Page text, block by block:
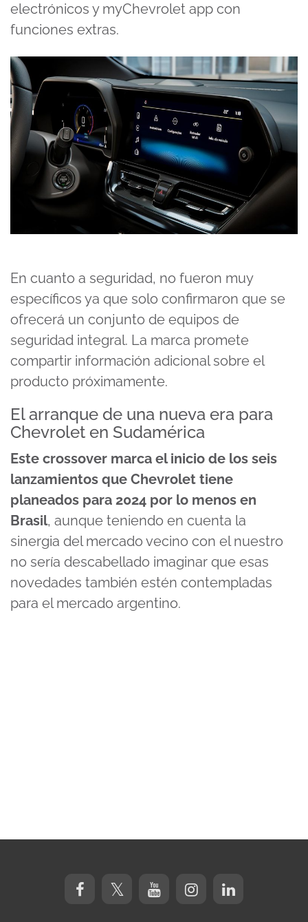
electrónicos y myChevrolet app con
funciones extras.
En cuanto a seguridad, no fueron muy
específicos ya que solo confirmaron que se
ofrecerá un conjunto de equipos de
seguridad integral. La marca promete
compartir información adicional sobre el
producto próximamente.
El arranque de una nueva era para
Chevrolet en Sudamérica
Este crossover marca el inicio de los seis
lanzamientos que Chevrolet tiene
planeados para 2024 por lo menos en
Brasil, aunque teniendo en cuenta la
sinergia del mercado vecino con el nuestro
no sería descabellado imaginar que esas
novedades también estén contempladas
para el mercado argentino.